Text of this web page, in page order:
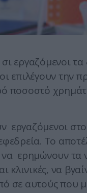
εργαζόμενοι
επιλέγουν την
ποσοστό
εργαζόμενοι
Το
ερημώνουν τα
κλινικές, να
σε αυτούς που